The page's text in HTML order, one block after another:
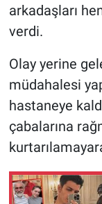
arkadaşları
verdi.
Olay yerine
müdahalesi
hastaneye
çabalarına